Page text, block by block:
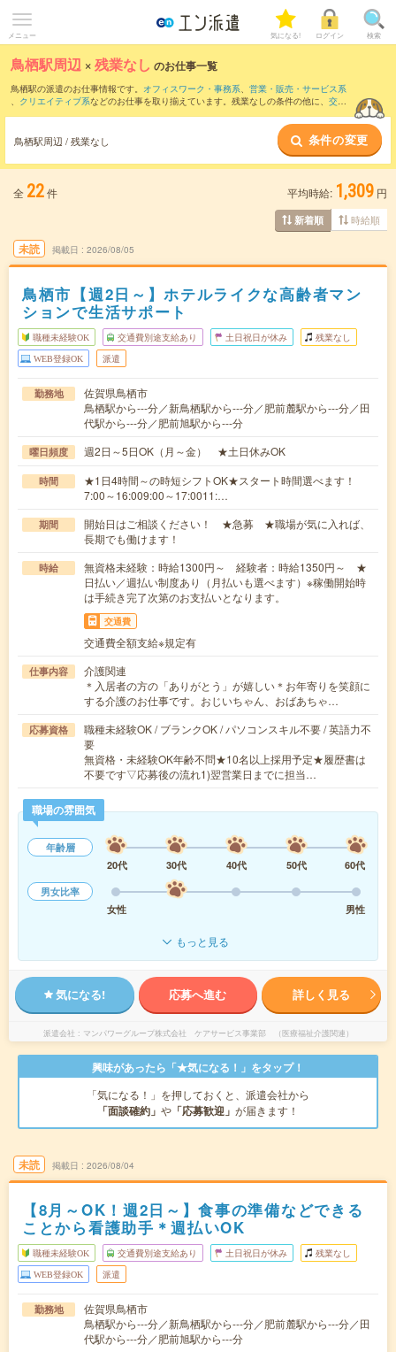
メニュー 気になる! ログイン 検索
鳥栖駅周辺 ×残業なし のお仕事一覧
鳥栖駅の派遣のお仕事情報です。 オフィスワーク・事務系、 営業・販売・サービス系
、 クリエイティブ系などのお仕事を取り揃えています。残業なしの条件の他に、 交通
鳥栖駅周辺 / 残業なし 条件の変更
全 22件 平均時給: 1,309 円
新着順 時給順
未読 掲載日 2026/08/05
鳥栖市【週2日～】ホテルライクな高齢者マン
ションで生活サポート
職種未経験OK 交通費別途支給あり 土日祝日が休み 残業なし
WEB登録OK 派遣
勤務地
佐賀県鳥栖市
鳥栖駅から---分／新鳥栖駅から---分／肥前麓駅から---分／田
代駅から---分／肥前旭駅から---分
曜日頻度 週2日～5日OK（月～金） ★土日休みOK
時間
★1日4時間～の時短シフトOK★スタート時間選べます！
7:00～16:009:00～17:0011:…
期間
開始日はご相談ください！ ★急募 ★職場が気に入れば、
長期でも働けます！
時給
無資格未経験：時給1300円～ 経験者：時給1350円～ ★
日払い／週払い制度あり（月払いも選べます）※稼働開始時
は手続き完了次第のお支払いとなります。
交通費
交通費全額支給※規定有
仕事内容
介護関連
＊入居者の方の「ありがとう」が嬉しい＊お年寄りを笑顔に
する介護のお仕事です。おじいちゃん、おばあちゃ…
応募資格
職種未経験OK / ブランクOK / パソコンスキル不要 / 英語力不
要
無資格・未経験OK年齢不問★10名以上採用予定★履歴書は
不要です▽応募後の流れ1)翌営業日までに担当…
職場の雰囲気
年齢層
20代
30代 40代 50代
60代
男女比率
女性
男性
もっと見る
気になる! 応募へ進む 詳しく見る
派遣会社 マンパワーグループ株式会社 ケアサービス事業部 （医療福祉介護関連）
興味があったら「★気になる！」をタップ！
「気になる！」を押しておくと、派遣会社から
「面談確約」 や 「応募歓迎」 が届きます！
未読 掲載日 2026/08/04
【8月～OK！週2日～】食事の準備などできる
ことから看護助手＊週払いOK
職種未経験OK 交通費別途支給あり 土日祝日が休み 残業なし
WEB登録OK 派遣
勤務地
佐賀県鳥栖市
鳥栖駅から---分／新鳥栖駅から---分／肥前麓駅から---分／田
代駅から---分／肥前旭駅から---分